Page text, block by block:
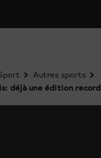
Autres sports
déjà une édition record